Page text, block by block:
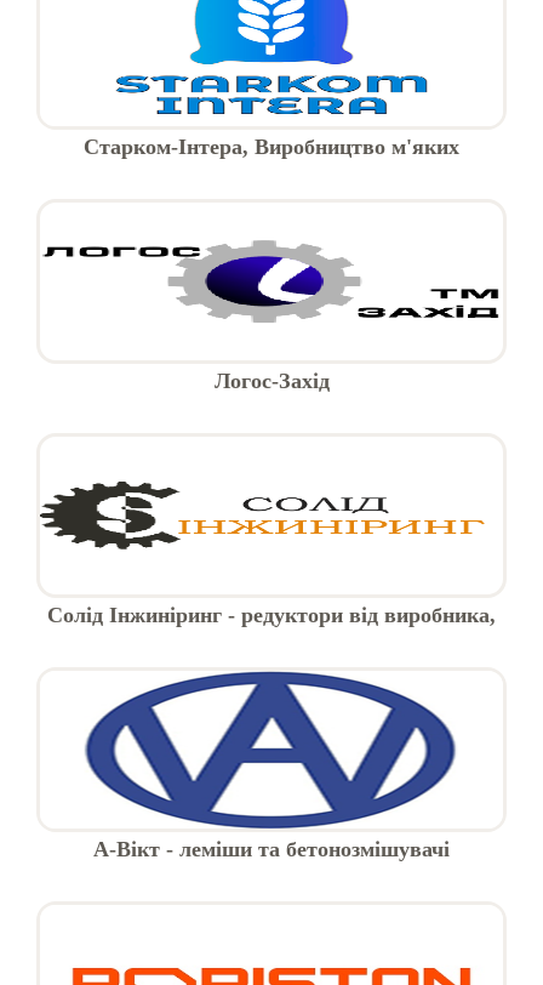
Старком-Інтера, Виробництво м'яких
Логос-Захід
Солід Інжиніринг - редуктори від виробника,
А-Вікт - леміши та бетонозмішувачі